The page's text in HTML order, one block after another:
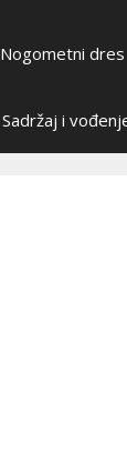
Nogometni dres
Sadržaj i